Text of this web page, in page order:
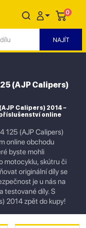
0
(AJP Calipers)
Calipers) 2014 –
online
125 (AJP Calipers)
online obchodu
byste mohli
motocyklu, skútru či
originální díly se
je u nás na
testované díly. S
2014 zpět do kupy!